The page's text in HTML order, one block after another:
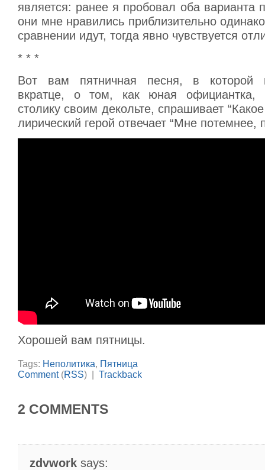
является: ранее я пробовал оба варианта
они мне нравились приблизительно
сравнении идут, тогда явно чувствуется
* * *
Вот вам пятничная песня, в которой
вкратце, о том, как юная официантка,
столику своим декольте, спрашивает
лирический герой отвечает “Мне потемнее,
Хорошей вам пятницы.
Tags: Неполитика, Пятница
Comment(RSS) | Trackback
2 COMMENTS
zdvwork says: